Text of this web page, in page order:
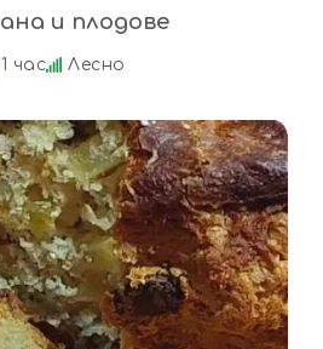
и плодове
1 час Лесно